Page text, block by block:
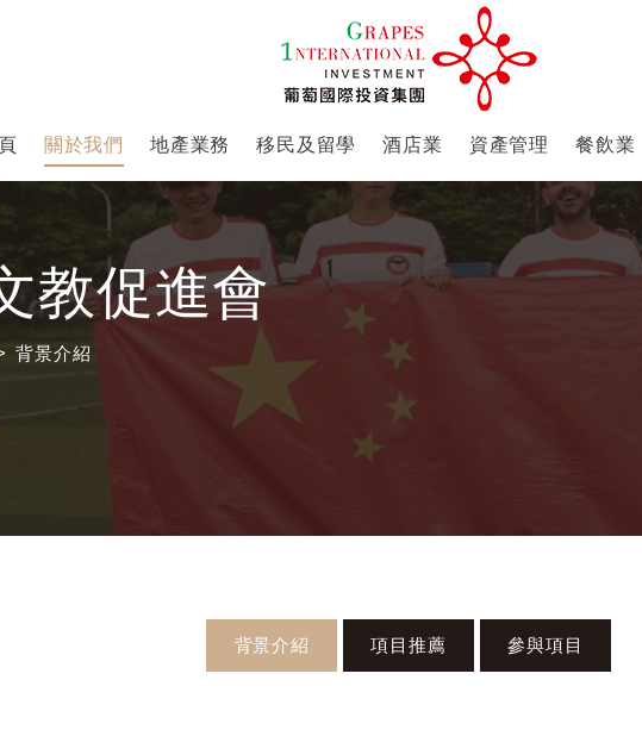
關於我們 地產業務 移民及留學 酒店業 資產管理 餐飲業
教促進會
背景介紹
背景介紹 項目推薦 參與項目